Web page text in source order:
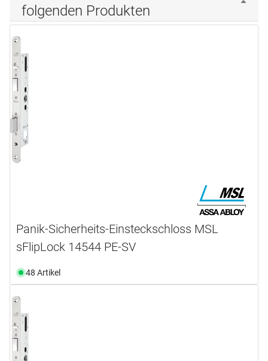
folgenden Produkten
Panik-Sicherheits-Einsteckschloss MSL
sFlipLock 14544 PE-SV
48 Artikel